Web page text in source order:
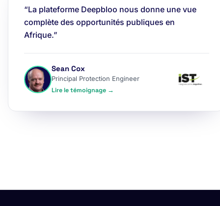
“La plateforme Deepbloo nous donne une vue
complète des opportunités publiques en
Afrique.”
Sean Cox
Principal Protection Engineer
Lire le témoignage →